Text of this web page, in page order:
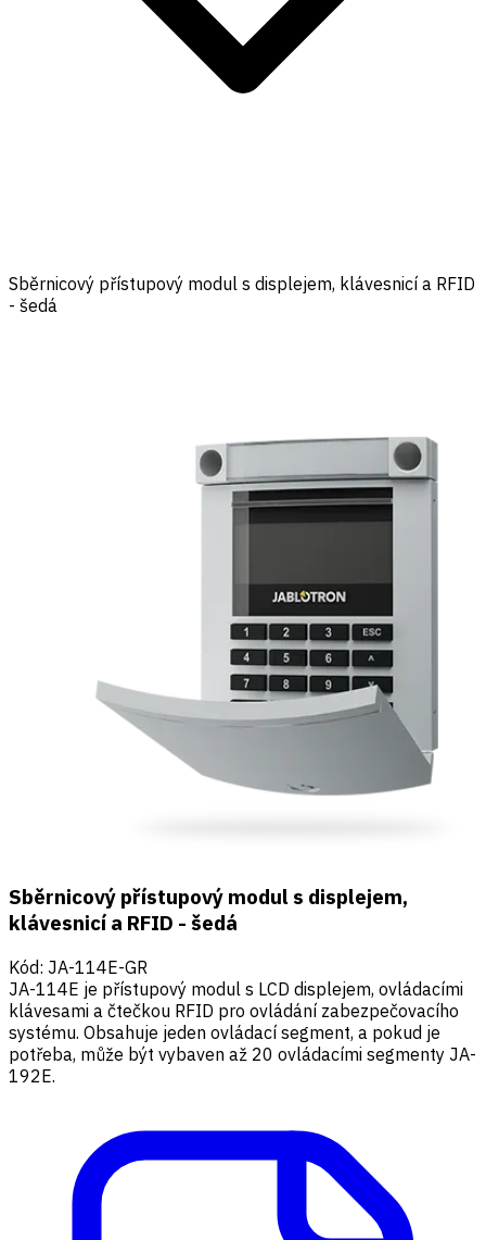
Sběrnicový přístupový modul s displejem, klávesnicí a RFID
- šedá
Sběrnicový přístupový modul s displejem,
klávesnicí a RFID - šedá
Kód: JA-114E-GR
JA-114E je přístupový modul s LCD displejem, ovládacími
klávesami a čtečkou RFID pro ovládání zabezpečovacího
systému. Obsahuje jeden ovládací segment, a pokud je
potřeba, může být vybaven až 20 ovládacími segmenty JA-
192E.